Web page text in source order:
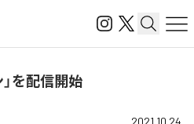
を配信開始
2021.10.24